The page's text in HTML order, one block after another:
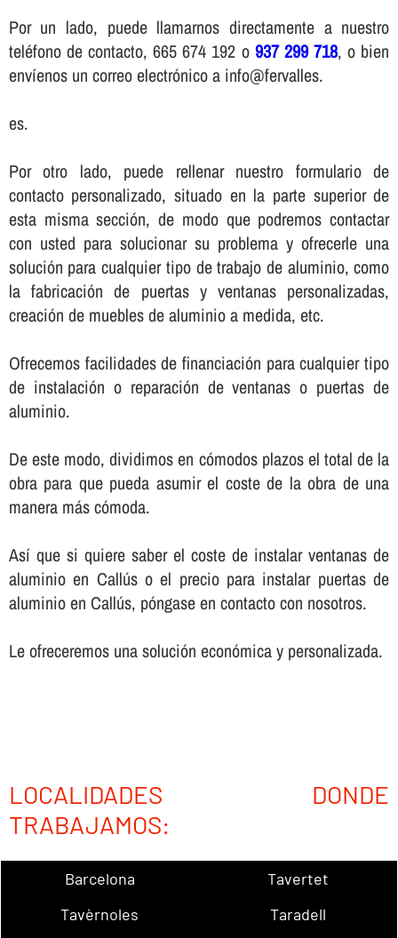
Por un lado, puede llamarnos directamente a nuestro
teléfono de contacto, 665 674 192 o 937 299 718, o bien
enví­enos un correo electrónico a info@fervalles.
es.
Por otro lado, puede rellenar nuestro formulario de
contacto personalizado, situado en la parte superior de
esta misma sección, de modo que podremos contactar
con usted para solucionar su problema y ofrecerle una
solución para cualquier tipo de trabajo de aluminio, como
la fabricación de puertas y ventanas personalizadas,
creación de muebles de aluminio a medida, etc.
Ofrecemos facilidades de financiación para cualquier tipo
de instalación o reparación de ventanas o puertas de
aluminio.
De este modo, dividimos en cómodos plazos el total de la
obra para que pueda asumir el coste de la obra de una
manera más cómoda.
Así­ que si quiere saber el coste de instalar ventanas de
aluminio en Callús o el precio para instalar puertas de
aluminio en Callús, póngase en contacto con nosotros.
Le ofreceremos una solución económica y personalizada.
LOCALIDADES DONDE
TRABAJAMOS:
Barcelona
Tavertet
Tavèrnoles
Taradell